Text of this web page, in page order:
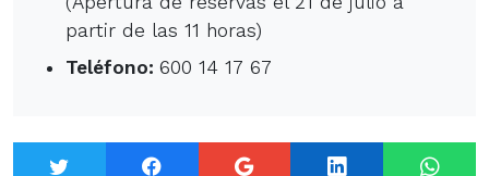
partir de las 11 horas)
Teléfono: 600 14 17 67
Twitter Facebook Google+ LinkedIn